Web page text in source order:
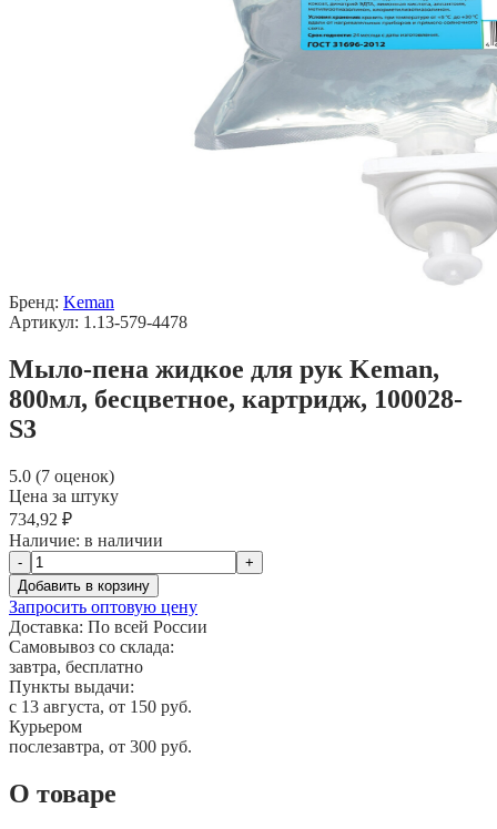
Бренд: Keman
Артикул: 1.13-579-4478
Мыло-пена жидкое для рук Keman,
800мл, бесцветное, картридж, 100028-
S3
5.0 (7 оценок)
Цена за штуку
734,92 ₽
Наличие: в наличии
-
+
Добавить в корзину
Запросить оптовую цену
Доставка: По всей России
Самовывоз со склада:
завтра, бесплатно
Пункты выдачи:
c 13 августа, от 150 руб.
Курьером
послезавтра, от 300 руб.
О товаре